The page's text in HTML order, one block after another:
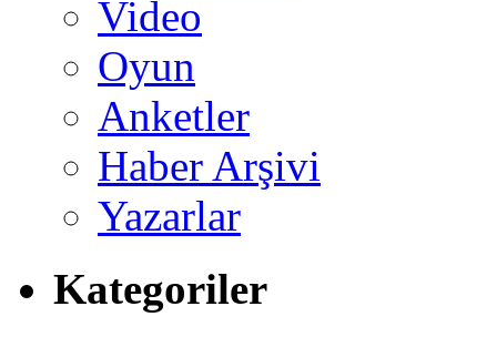
Video
Oyun
Anketler
Haber Arşivi
Yazarlar
Kategoriler